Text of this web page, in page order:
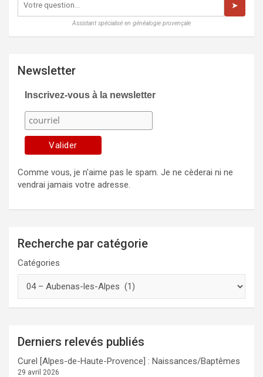
➤
Assistant spécialisé en généalogie provençale
Newsletter
Inscrivez-vous à la newsletter
Comme vous, je n'aime pas le spam. Je ne cèderai ni ne
vendrai jamais votre adresse.
Recherche par catégorie
Catégories
Derniers relevés publiés
Curel [Alpes-de-Haute-Provence] : Naissances/Baptêmes
29 avril 2026